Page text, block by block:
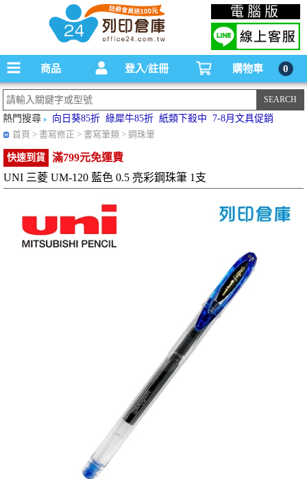
碳粉匣，墨水匣,原廠碳粉匣，副廠碳粉匣，環保碳粉匣,連續供墨印表機-office24列印
倉庫線上購物手機版
電腦版
商品 登入/註冊 購物車 0
熱門搜尋 向日葵85折 綠犀牛85折 紙類下殺中
7-8月文具促銷
首頁 > 書寫修正 > 書寫筆類 > 鋼珠筆
快速到貨
滿799元免運費
UNI 三菱 UM-120 藍色 0.5 亮彩鋼珠筆 1支